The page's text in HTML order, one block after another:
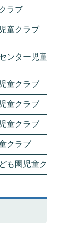
ラブ
童クラブ
ンター児童
童クラブ
童クラブ
童クラブ
クラブ
も園児童クラ